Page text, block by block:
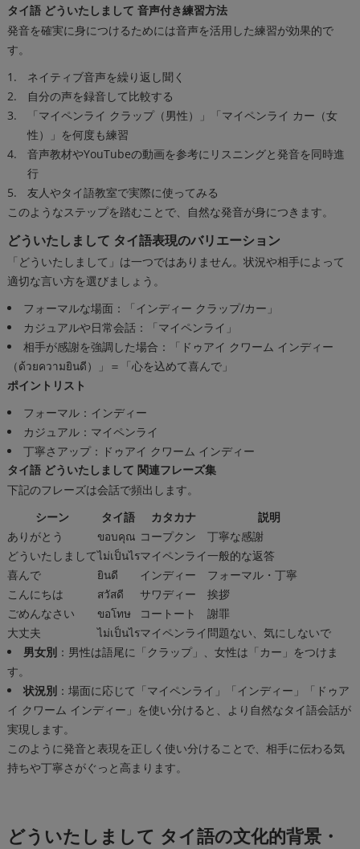
タイ語 どういたしまして 音声付き練習方法
発音を確実に身につけるためには音声を活用した練習が効果的で
す。
ネイティブ音声を繰り返し聞く
自分の声を録音して比較する
「マイペンライ クラップ（男性）」「マイペンライ カー（女
性）」を何度も練習
音声教材やYouTubeの動画を参考にリスニングと発音を同時進
行
友人やタイ語教室で実際に使ってみる
このようなステップを踏むことで、自然な発音が身につきます。
どういたしまして タイ語表現のバリエーション
「どういたしまして」は一つではありません。状況や相手によって
適切な言い方を選びましょう。
フォーマルな場面：「インディー クラップ/カー」
カジュアルや日常会話：「マイペンライ」
相手が感謝を強調した場合：「ドゥアイ クワーム インディー
（ด้วยความยินดี）」＝「心を込めて喜んで」
ポイントリスト
フォーマル：インディー
カジュアル：マイペンライ
丁寧さアップ：ドゥアイ クワーム インディー
タイ語 どういたしまして 関連フレーズ集
下記のフレーズは会話で頻出します。
シーン
タイ語 カタカナ
説明
ありがとう
ขอบคุณ コープクン
丁寧な感謝
どういたしましてไม่เป็นไรマイペンライ一般的な返答
喜んで
ยินดี インディー
フォーマル・丁寧
こんにちは
สวัสดี サワディー
挨拶
ごめんなさい
ขอโทษ コートート
謝罪
大丈夫
ไม่เป็นไรマイペンライ問題ない、気にしないで
男女別：男性は語尾に「クラップ」、女性は「カー」をつけま
す。
状況別：場面に応じて「マイペンライ」「インディー」「ドゥア
イ クワーム インディー」を使い分けると、より自然なタイ語会話が
実現します。
このように発音と表現を正しく使い分けることで、相手に伝わる気
持ちや丁寧さがぐっと高まります。
どういたしまして タイ語の文化的背景・